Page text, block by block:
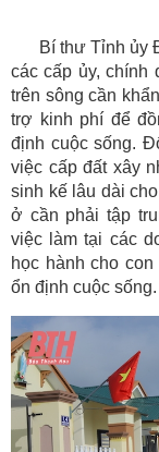
Bí thư Tỉnh ủy
các cấp ủy, chính
trên sông cần
trợ kinh phí để
định cuộc sống.
việc cấp đất xây
sinh kế lâu dài
ở cần phải tập
việc làm tại các
học hành cho
ổn định cuộc sống.